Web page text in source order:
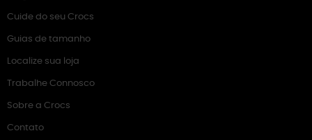
Cuide do seu Crocs
Guias de tamanho
Localize sua loja
Trabalhe Connosco
Sobre a Crocs
Contato